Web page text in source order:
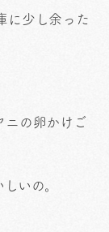
に少し余った
ニの卵かけご
いの。